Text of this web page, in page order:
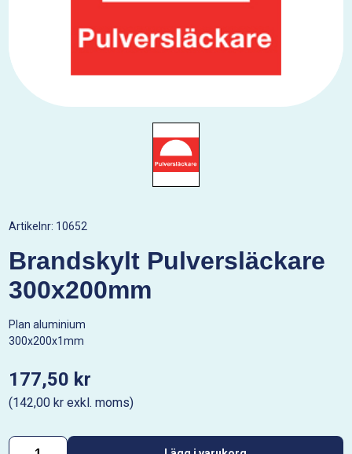
Artikelnr: 10652
Brandskylt Pulversläckare
300x200mm
Plan aluminium
300x200x1mm
177,50 kr
(142,00 kr exkl. moms)